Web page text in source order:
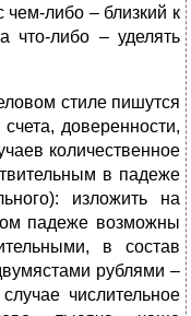
либо – близкий к
что-либо – уделять
стиле пишутся
доверенности,
количественное
в падеже
изложить на
падеже возможны
в состав
рублями –
числительное